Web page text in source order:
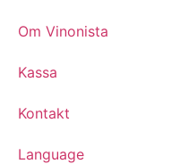
Om Vinonista
Kassa
Kontakt
Language